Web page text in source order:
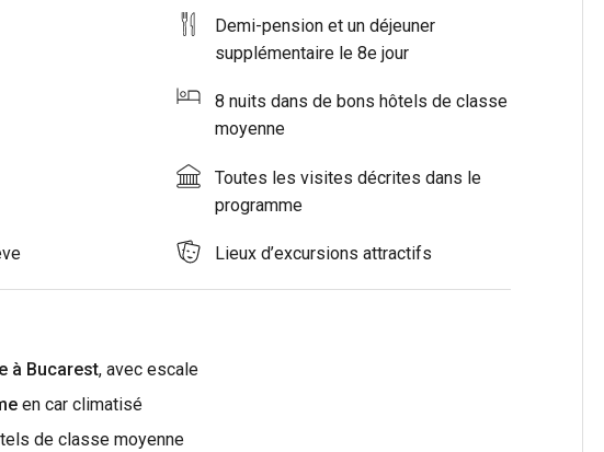
Demi-pension et un déjeuner
supplémentaire le 8e jour
8 nuits dans de bons hôtels de classe
moyenne
Toutes les visites décrites dans le
programme
Lieux d’excursions attractifs
à Bucarest, avec escale
en car climatisé
de classe moyenne